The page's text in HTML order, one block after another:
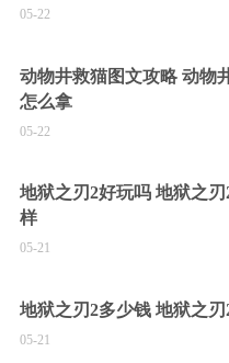
05-22
动物井救猫图文攻略 动物
怎么拿
05-22
地狱之刃2好玩吗 地狱之
样
05-21
地狱之刃2多少钱 地狱之
05-21